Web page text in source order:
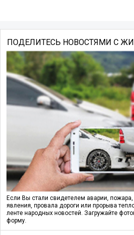
ПОДЕЛИТЕСЬ НОВОСТЯМИ С
Если Вы стали свидетелем аварии,
явления, провала дороги или прорыва
ленте народных новостей. Загружайте
форму.